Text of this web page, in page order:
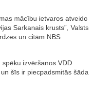
mācību ietvaros atveido
Sarkanais krusts”, Valsts
un citām NBS
izvēršanos VDD
šīs ir piecpadsmitās šāda